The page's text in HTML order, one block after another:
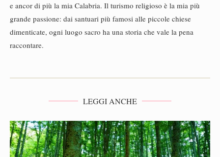
e ancor di più la mia Calabria. Il turismo religioso è la mia più
grande passione: dai santuari più famosi alle piccole chiese
dimenticate, ogni luogo sacro ha una storia che vale la pena
raccontare.
LEGGI ANCHE